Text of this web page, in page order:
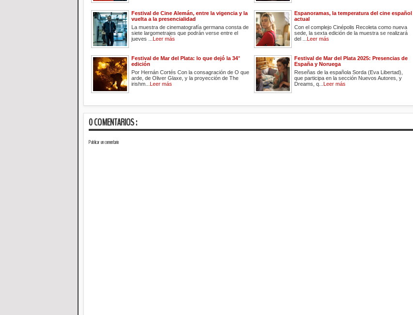
Festival de Cine Alemán, entre la vigencia y la
vuelta a la presencialidad
La muestra de cinematografía germana consta de
siete largometrajes que podrán verse entre el
jueves ... Leer más
Espanoramas, la temperatura del cine español
actual
Con el complejo Cinépolis Recoleta como nueva
sede, la sexta edición de la muestra se realizará
del ... Leer más
Festival de Mar del Plata: lo que dejó la 34°
edición
Por Hernán Cortés Con la consagración de O que
arde, de Oliver Glaxe, y la proyección de The
irishm... Leer más
Festival de Mar del Plata 2025: Presencias de
España y Noruega
Reseñas de la española Sorda (Eva Libertad),
que participa en la sección Nuevos Autores, y
Dreams, q... Leer más
0 COMENTARIOS :
Publicar un comentario